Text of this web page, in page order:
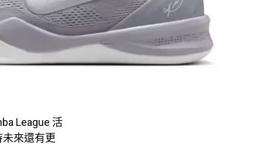
League 活
來還有更